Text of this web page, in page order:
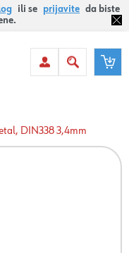
ili se prijavite da biste
DIN338 3,4mm